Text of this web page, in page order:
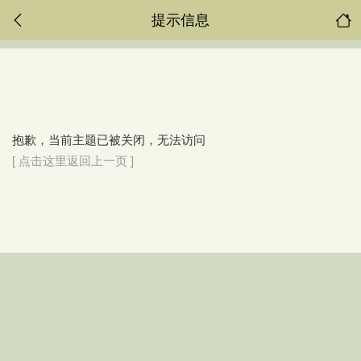
提示信息
抱歉，当前主题已被关闭，无法访问
[ 点击这里返回上一页 ]